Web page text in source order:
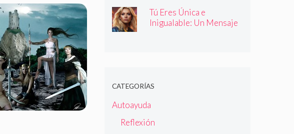
de Callar
Tú Eres Única e
Inigualable: Un Mensaje
CATEGORÍAS
Autoayuda
Reflexión